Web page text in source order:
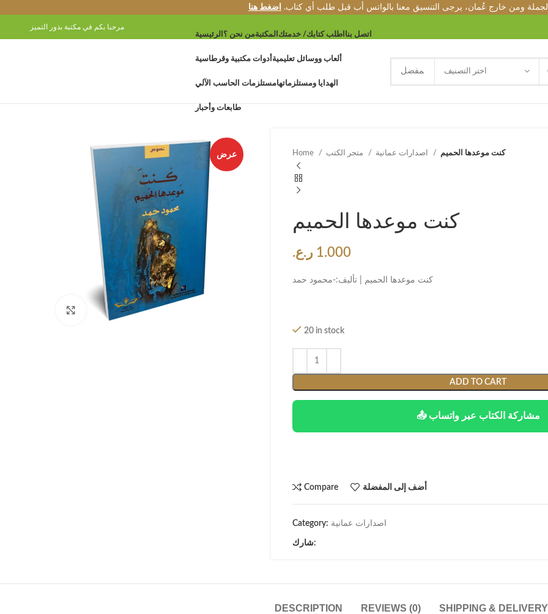
الجملة ومن خارج عُمان، يرجى التنسيق معنا بالواتس أب قبل طلب أي كتاب. اضغط هنا
مرحبا بكم في مكتبة بذور التميز
الرئيسية من نحن ؟المكتبة اطلب كتابك/ خدمتك اتصل بنا
أدوات مكتبية وقرطاسية ألعاب ووسائل تعليمية
مستلزمات الحاسب الآليالهدايا ومستلزماتها
طابعات وأحبار
اختر التصنيف
عرض
Click to enlarge
Home كنت موعدها الحميم
كنت موعدها الحميم
1.000 ر.ع.
كنت موعدها الحميم | تأليف:-محمود حمد
20 in stock
ADD TO CART
📤 مشاركة الكتاب عبر واتساب
Compare أضف إلى المفضلة
Category: اصدارات عمانية
شارك:
DESCRIPTION REVIEWS (0) SHIPPING & DELIVERY